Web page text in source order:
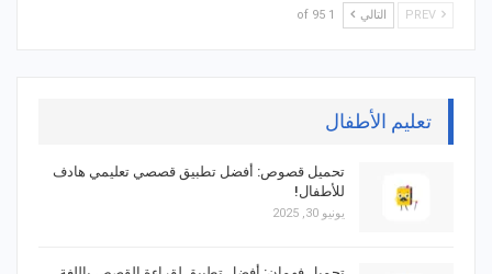
التالي 1 of 95
تعليم الأطفال
تحميل قصوص: أفضل تطبيق قصصي تعليمي هادف
للأطفال!
يونيو 30, 2025